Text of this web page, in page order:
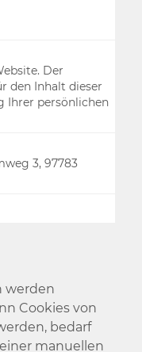
Der
den Inhalt dieser
Ihrer persönlichen
3, 97783
werden
Cookies von
bedarf
manuellen